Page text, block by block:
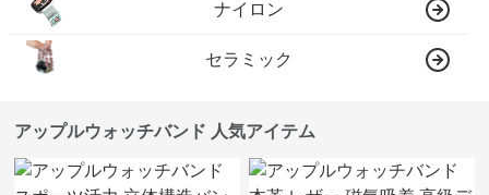
ナイロン
セラミック
アップルウォッチバンド 人気アイテム